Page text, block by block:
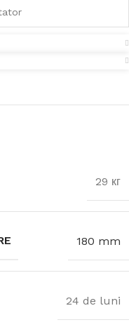
29 кг
180 mm
24 de luni